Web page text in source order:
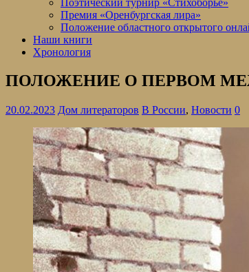
Премия «Оренбургская лира»
Положение областного открытого
Наши книги
Хронология
ПОЛОЖЕНИЕ О ПЕРВОМ
20.02.2023 Дом литераторов В России, Новости 0